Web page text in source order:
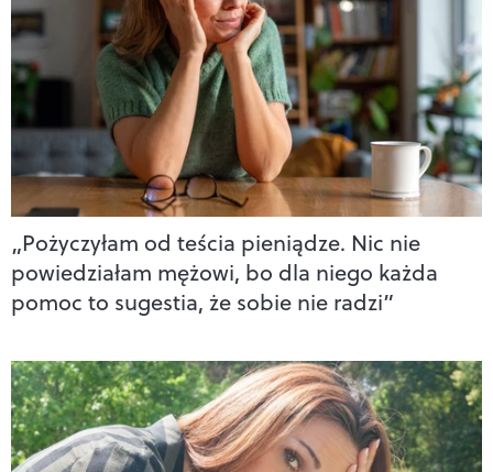
„Pożyczyłam od teścia pieniądze. Nic nie
powiedziałam mężowi, bo dla niego każda
pomoc to sugestia, że sobie nie radzi”